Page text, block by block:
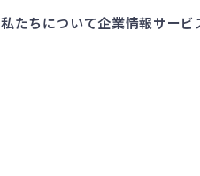
私たちについて企業情報サービ